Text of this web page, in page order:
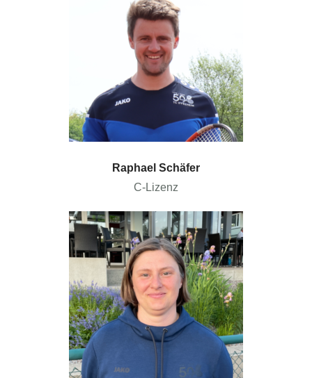
Raphael Schäfer
C-Lizenz